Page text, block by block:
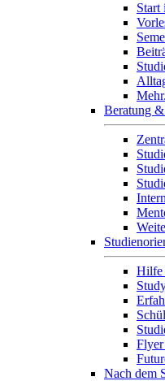
Start
Beratung
Hilfe
Nach dem